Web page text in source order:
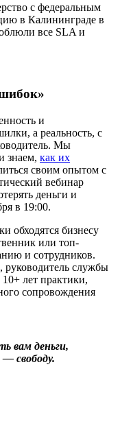
с федеральным
в Калининграде в
все SLA и
и
а реальность, с
Мы
знаем, как их
своим опытом с
вебинар
деньги и
в 19:00.
обходятся бизнесу
или топ-
и сотрудников.
службы
лет практики,
сопровождения
вам деньги,
свободу.